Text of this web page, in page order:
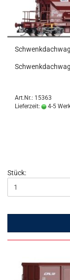
Art.Nr.: 15363
Lieferzeit:
4-5
Stück: